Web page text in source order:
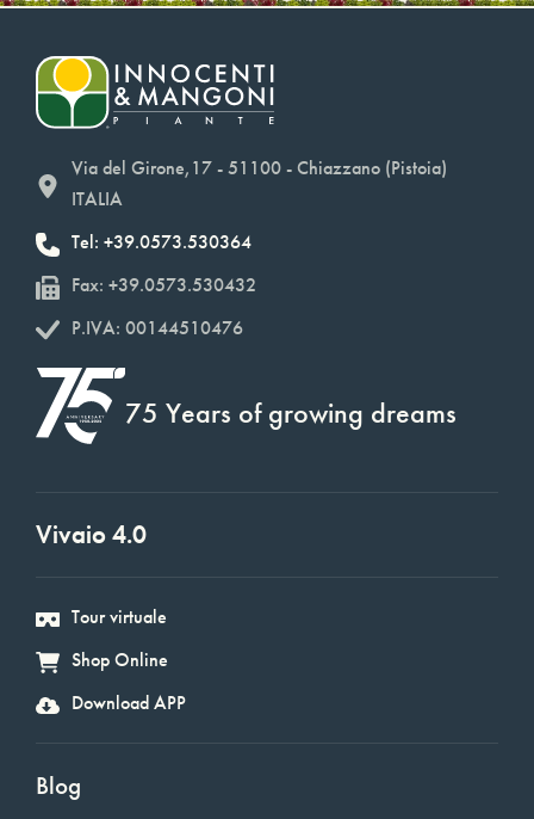
Via del Girone,17 - 51100 - Chiazzano (Pistoia)
ITALIA
Tel: +39.0573.530364
Fax: +39.0573.530432
P.IVA: 00144510476
75 Years of growing dreams
Vivaio 4.0
Tour virtuale
Shop Online
Download APP
Blog